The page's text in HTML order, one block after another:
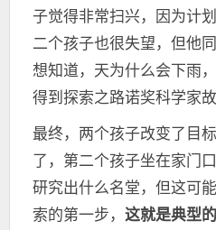
子觉得非常扫兴，因为计
二个孩子也很失望，但他
想知道，天为什么会下雨
得到探索之路诺奖科学家
最终，两个孩子改变了目
了，第二个孩子坐在家门
研究出什么名堂，但这可
索的第一步， 这就是典型